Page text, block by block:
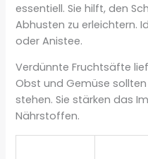
essentiell. Sie hilft, den
Abhusten zu erleichtern.
oder Anistee.
Verdünnte Fruchtsäfte
Obst und Gemüse
stehen. Sie stärken das
Nährstoffen.